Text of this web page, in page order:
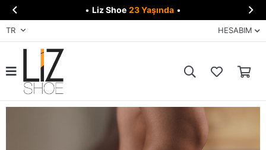
 • Liz Shoe 23 Yaşında • 
TR HESABIM